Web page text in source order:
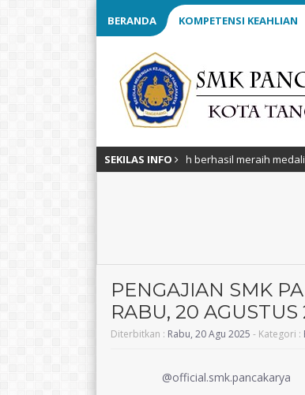
BERANDA KOMPETENSI KEAHLIAN
SEKILAS INFO
Ihwan Ramadhani yang telah berhasil meraih medali
PENGAJIAN SMK
RABU, 20 AGUSTUS
Diterbitkan : Rabu, 20 Agu 2025 - Kategori :
@official.smk.pancakarya